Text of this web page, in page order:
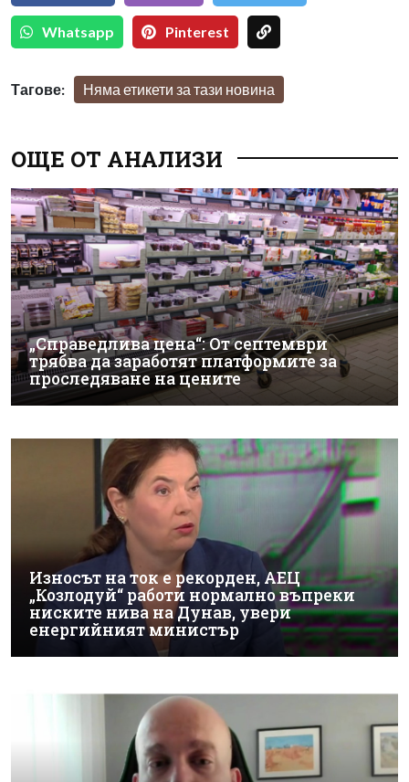
Whatsapp Pinterest
Тагове: Няма етикети за тази новина
ОЩЕ ОТ АНАЛИЗИ
„Справедлива цена“: От септември
трябва да заработят платформите за
проследяване на цените
Износът на ток е рекорден, АЕЦ
„Козлодуй“ работи нормално въпреки
ниските нива на Дунав, увери
енергийният министър